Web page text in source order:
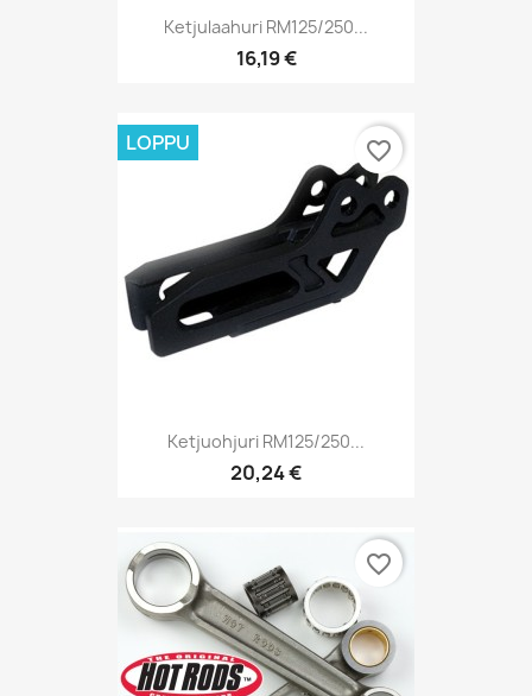
Ketjulaahuri RM125/250...
16,19 €
Ketjuohjuri RM125/250...
20,24 €
LOPPU favorite_border
favorite_border